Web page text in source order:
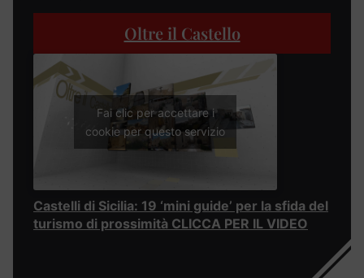
Oltre il Castello
Fai clic per accettare i
cookie per questo servizio
Castelli di Sicilia: 19 ‘mini guide’ per la sfida del
turismo di prossimità CLICCA PER IL VIDEO